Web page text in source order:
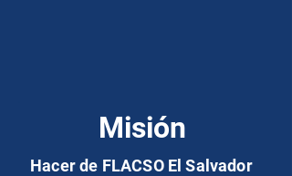
Misión
Hacer de FLACSO El Salvador